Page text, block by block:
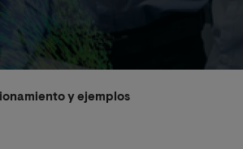
y ejemplos